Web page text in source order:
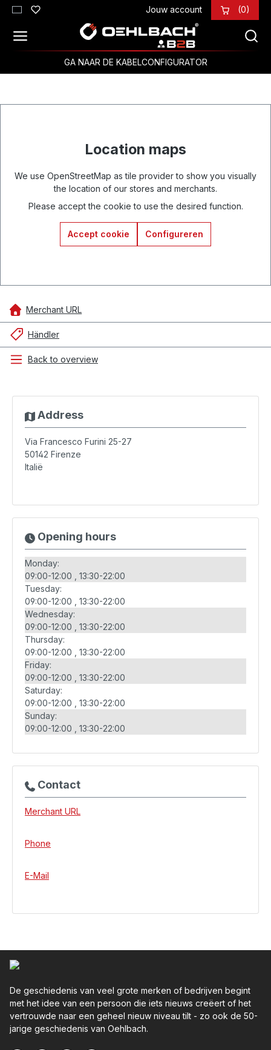
Ga naar de hoofdinhoud Jouw account (0)
GA NAAR DE KABELCONFIGURATOR
Location maps
We use OpenStreetMap as tile provider to show you visually
the location of our stores and merchants.
Please accept the cookie to use the desired function.
Accept cookie Configureren
Merchant URL
Händler
Back to overview
Address
Via Francesco Furini 25-27
50142 Firenze
Italië
Opening hours
Monday:
09:00-12:00
13:30-22:00
Tuesday:
09:00-12:00
13:30-22:00
Wednesday:
09:00-12:00
13:30-22:00
Thursday:
09:00-12:00
13:30-22:00
Friday:
09:00-12:00
13:30-22:00
Saturday:
09:00-12:00
13:30-22:00
Sunday:
09:00-12:00
13:30-22:00
Contact
Merchant URL
Phone
E-Mail
De geschiedenis van veel grote merken of bedrijven begint
met het idee van een persoon die iets nieuws creëert of het
vertrouwde naar een geheel nieuw niveau tilt - zo ook de 50-
jarige geschiedenis van Oehlbach.